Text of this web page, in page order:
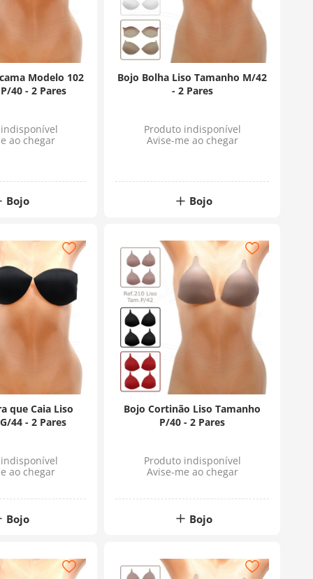
Modelo 102
40 - 2 Pares
ao chegar
Bojo
Bojo Bolha Liso Tamanho M/42
- 2 Pares
Produto indisponível
Avise-me ao chegar
Bojo
que Caia Liso
44 - 2 Pares
ao chegar
Bojo
Bojo Cortinão Liso Tamanho
P/40 - 2 Pares
Produto indisponível
Avise-me ao chegar
Bojo